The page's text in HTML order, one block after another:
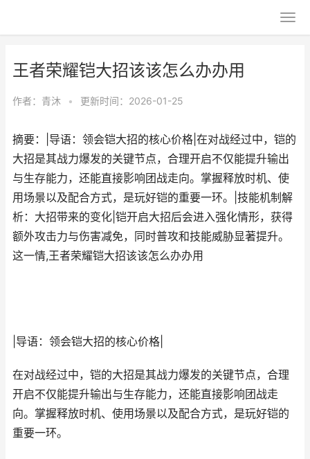
王者荣耀铠大招该该怎么办办用
作者： 青沐 • 更新时间：2026-01-25
摘要：|导语：领会铠大招的核心价格|在对战经过中，铠的
大招是其战力爆发的关键节点，合理开启不仅能提升输出
与生存能力，还能直接影响团战走向。掌握释放时机、使
用场景以及配合方式，是玩好铠的重要一环。|技能机制解
析：大招带来的变化|铠开启大招后会进入强化情形，获得
额外攻击力与伤害减免，同时普攻和技能威胁显著提升。
这一情,王者荣耀铠大招该该怎么办办用
|导语：领会铠大招的核心价格|
在对战经过中，铠的大招是其战力爆发的关键节点，合理
开启不仅能提升输出与生存能力，还能直接影响团战走
向。掌握释放时机、使用场景以及配合方式，是玩好铠的
重要一环。